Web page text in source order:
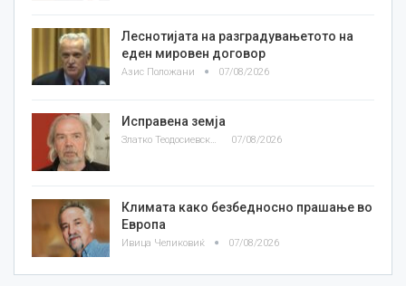
Леснотијата на разградувањетото на
еден мировен договор
Азис Положани 07/08/2026
Исправена земја
Златко Теодосиевски 07/08/2026
Климата како безбедносно прашање во
Европа
Ивица Челиковиќ 07/08/2026